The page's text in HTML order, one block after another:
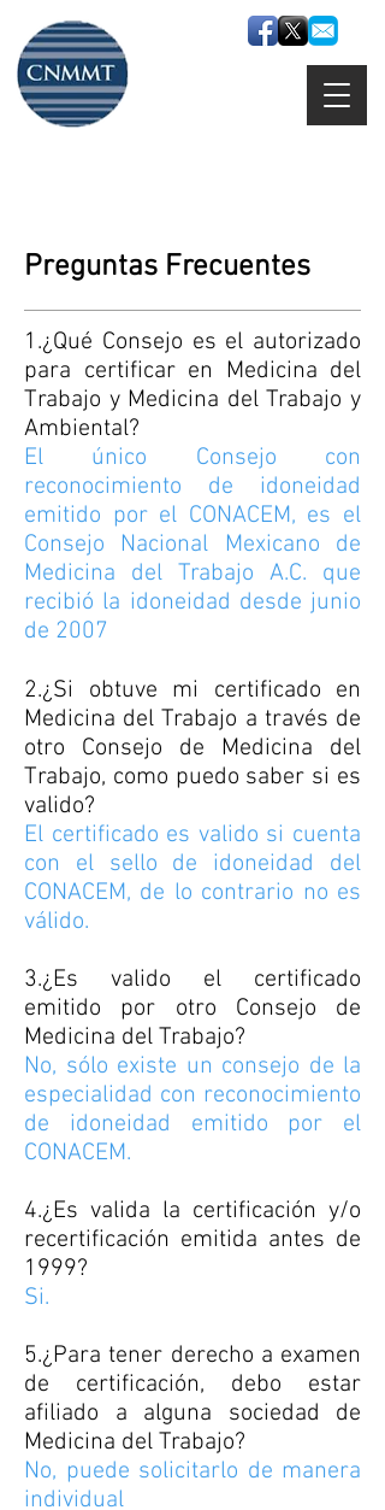
Preguntas Frecuentes
1.¿Qué Consejo es el autorizado
para certificar en Medicina del
Trabajo y Medicina del Trabajo y
Ambiental?
El único Consejo con
reconocimiento de idoneidad
emitido por el CONACEM, es el
Consejo Nacional Mexicano de
Medicina del Trabajo A.C. que
recibió la idoneidad desde junio
de 2007
2.¿Si obtuve mi certificado en
Medicina del Trabajo a través de
otro Consejo de Medicina del
Trabajo, como puedo saber si es
valido?
El certificado es valido si cuenta
con el sello de idoneidad del
CONACEM, de lo contrario no es
válido.
3.¿Es valido el certificado
emitido por otro Consejo de
Medicina del Trabajo?
No, sólo existe un consejo de la
especialidad con reconocimiento
de idoneidad emitido por el
CONACEM.
4.¿Es valida la certificación y/o
recertificación emitida antes de
1999?
Si.
5.¿Para tener derecho a examen
de certificación, debo estar
afiliado a alguna sociedad de
Medicina del Trabajo?
No, puede solicitarlo de manera
individual